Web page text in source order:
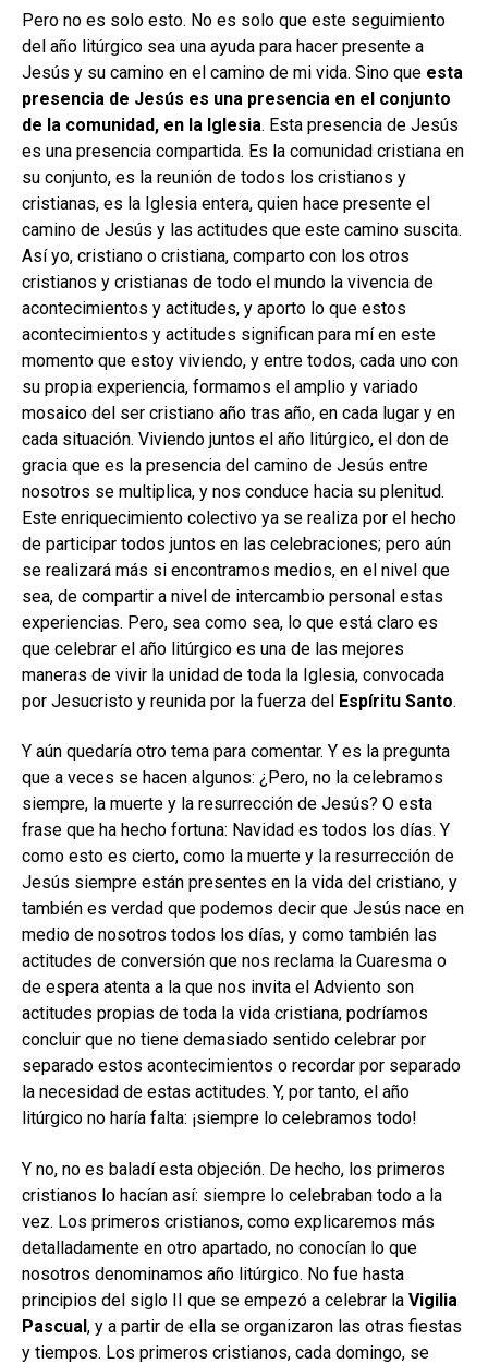
Pero no es solo esto. No es solo que este seguimiento
del año litúrgico sea una ayuda para hacer presente a
Jesús y su camino en el camino de mi vida. Sino que esta
presencia de Jesús es una presencia en el conjunto
de la comunidad, en la Iglesia. Esta presencia de Jesús
es una presencia compartida. Es la comunidad cristiana en
su conjunto, es la reunión de todos los cristianos y
cristianas, es la Iglesia entera, quien hace presente el
camino de Jesús y las actitudes que este camino suscita.
Así yo, cristiano o cristiana, comparto con los otros
cristianos y cristianas de todo el mundo la vivencia de
acontecimientos y actitudes, y aporto lo que estos
acontecimientos y actitudes significan para mí en este
momento que estoy viviendo, y entre todos, cada uno con
su propia experiencia, formamos el amplio y variado
mosaico del ser cristiano año tras año, en cada lugar y en
cada situación. Viviendo juntos el año litúrgico, el don de
gracia que es la presencia del camino de Jesús entre
nosotros se multiplica, y nos conduce hacia su plenitud.
Este enriquecimiento colectivo ya se realiza por el hecho
de participar todos juntos en las celebraciones; pero aún
se realizará más si encontramos medios, en el nivel que
sea, de compartir a nivel de intercambio personal estas
experiencias. Pero, sea como sea, lo que está claro es
que celebrar el año litúrgico es una de las mejores
maneras de vivir la unidad de toda la Iglesia, convocada
por Jesucristo y reunida por la fuerza del Espíritu Santo.
Y aún quedaría otro tema para comentar. Y es la pregunta
que a veces se hacen algunos: ¿Pero, no la celebramos
siempre, la muerte y la resurrección de Jesús? O esta
frase que ha hecho fortuna: Navidad es todos los días. Y
como esto es cierto, como la muerte y la resurrección de
Jesús siempre están presentes en la vida del cristiano, y
también es verdad que podemos decir que Jesús nace en
medio de nosotros todos los días, y como también las
actitudes de conversión que nos reclama la Cuaresma o
de espera atenta a la que nos invita el Adviento son
actitudes propias de toda la vida cristiana, podríamos
concluir que no tiene demasiado sentido celebrar por
separado estos acontecimientos o recordar por separado
la necesidad de estas actitudes. Y, por tanto, el año
litúrgico no haría falta: ¡siempre lo celebramos todo!
Y no, no es baladí esta objeción. De hecho, los primeros
cristianos lo hacían así: siempre lo celebraban todo a la
vez. Los primeros cristianos, como explicaremos más
detalladamente en otro apartado, no conocían lo que
nosotros denominamos año litúrgico. No fue hasta
principios del siglo II que se empezó a celebrar la Vigilia
Pascual, y a partir de ella se organizaron las otras fiestas
y tiempos. Los primeros cristianos, cada domingo, se